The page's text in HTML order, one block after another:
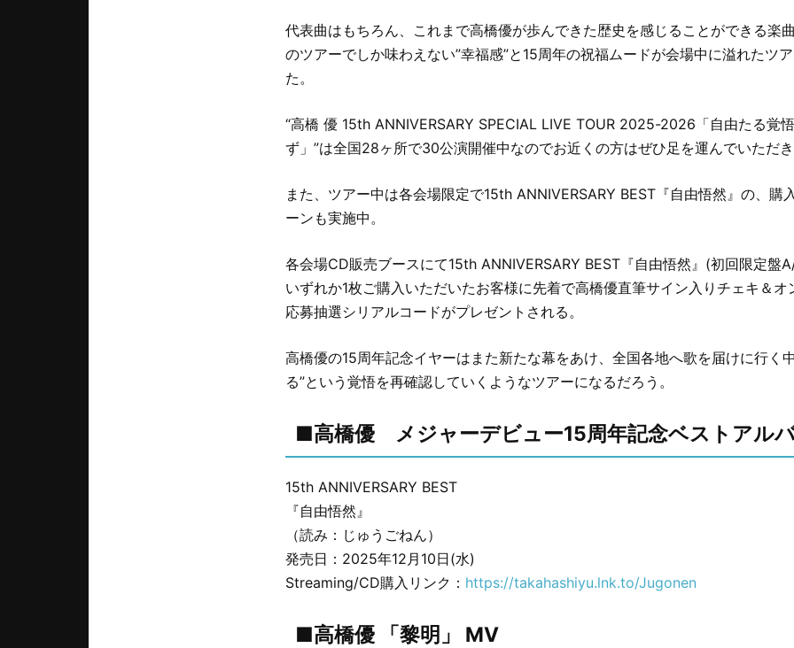
代表曲はもちろん、これまで高橋優が歩んできた歴史を感じることができる楽
のツアーでしか味わえない”幸福感”と15周年の祝福ムードが会場中に溢れたツ
た。
“高橋 優 15th ANNIVERSARY SPECIAL LIVE TOUR 2025-2026「自由たる覚
ず」”は全国28ヶ所で30公演開催中なのでお近くの方はぜひ足を運んでいただ
また、ツアー中は各会場限定で15th ANNIVERSARY BEST『自由悟然』の、購
ーンも実施中。
各会場CD販売ブースにて15th ANNIVERSARY BEST『自由悟然』(初回限定盤
いずれか1枚ご購入いただいたお客様に先着で高橋優直筆サイン入りチェキ＆オ
応募抽選シリアルコードがプレゼントされる。
高橋優の15周年記念イヤーはまた新たな幕をあけ、全国各地へ歌を届けに行く
る”という覚悟を再確認していくようなツアーになるだろう。
■高橋優 メジャーデビュー15周年記念ベストアル
15th ANNIVERSARY BEST
『自由悟然』
（読み：じゅうごねん）
発売日：2025年12月10日(水)
Streaming/CD購入リンク： https://takahashiyu.lnk.to/Jugonen
■高橋優 「黎明」 MV